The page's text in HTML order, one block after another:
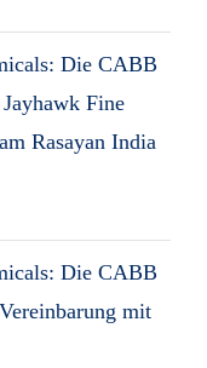
Die CABB
Fine
Rasayan India
Die CABB
mit